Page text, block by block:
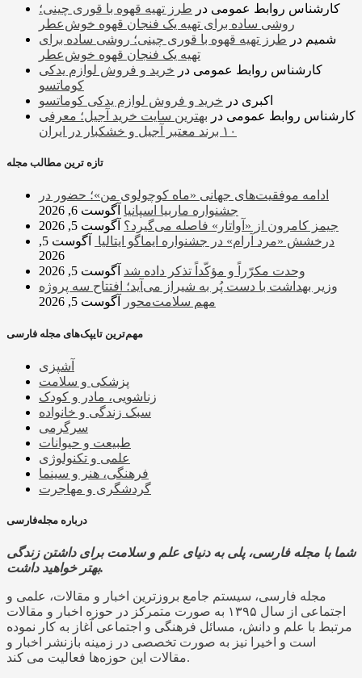
کارشناس روابط عمومی در طرز تهیه قهوه با قوری چینی؛
روشی ساده برای تهیه یک فنجان قهوه خوش‌عطر
شمیم در طرز تهیه قهوه با قوری چینی؛ روشی ساده برای
تهیه یک فنجان قهوه خوش‌عطر
کارشناس روابط عمومی در خرید و فروش لوازم یدکی
کوماتسو
اکبری در خرید و فروش لوازم یدکی کوماتسو
کارشناس روابط عمومی در بهترین سایت خرید آجیل؛ معرفی
۱۰ برند معتبر آجیل و خشکبار در ایران
تازه ترین مطالب مجله
ادامه موفقیت‌های جهانی «ماه کوچولوی من»؛ حضور در
جشنواره ماربیا اسپانیا آگوست 6, 2026
جیمز کامرون از «آواتار» فاصله می‌گیرد؟ آگوست 5, 2026
درخشش «مرد آرام» در جشنواره ایماگو ایتالیا
آگوست 5,
2026
وحدت مکرّراً و مؤکّداً تذکر داده شد آگوست 5, 2026
وزیر بهداشت با دست پُر به شیراز می‌آید؛ افتتاح سه پروژه
مهم سلامت‌محور
آگوست 5, 2026
مهم‌ترین تایپک‌های مجله فارسی
آشپزی
پزشکی و سلامت
زناشویی، مادر و کودک
سبک زندگی و خانواده
سرگرمی
طبیعت و حیوانات
علمی و تکنولوژی
فرهنگی، هنر و سینما
گردشگری و مهاجرت
درباره مجله‌فارسی
شما با مجله فارسی، پلی به دنیای علم و سلامت برای داشتن زندگی
بهتر خواهید داشت.
مجله فارسی، سیستم جامع بروزترین اخبار و مقالات، علمی و
اجتماعی از سال ۱۳۹۵ به صورت متمرکز در حوزه اخبار و مقالات
مرتبط با علم و دانش، مسائل فرهنگی و اجتماعی آغاز به کار نموده
است و اخیرا نیز به صورت تخصصی در زمینه بازنشر اخبار و
مقالات این حوزه‌ها فعالیت می کند.